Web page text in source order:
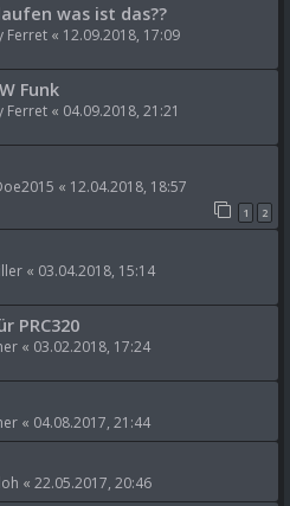
was ist das??
Ferret « 12.09.2018, 17:09
Funk
Ferret « 04.09.2018, 21:21
« 12.04.2018, 18:57
1 2
« 03.04.2018, 15:14
PRC320
« 03.02.2018, 17:24
« 04.08.2017, 21:44
« 22.05.2017, 20:46